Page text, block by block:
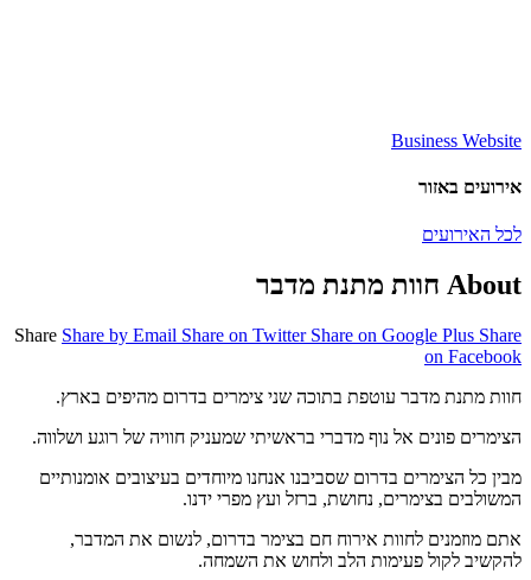
Business Website
אירועים באזור
לכל האירועים
About חוות מתנת מדבר
Share Share by Email Share on Twitter Share on Google Plus Share
on Facebook
חוות מתנת מדבר עוטפת בתוכה שני צימרים בדרום מהיפים בארץ.
הצימרים פונים אל נוף מדברי בראשיתי שמעניק חוויה של רוגע ושלווה.
מבין כל הצימרים בדרום שסביבנו אנחנו מיוחדים בעיצובים אומנותיים
המשולבים בצימרים, נחושת, ברזל ועץ מפרי ידנו.
אתם מוזמנים לחוות אירוח חם בצימר בדרום, לנשום את המדבר,
להקשיב לקול פעימות הלב ולחוש את השמחה.